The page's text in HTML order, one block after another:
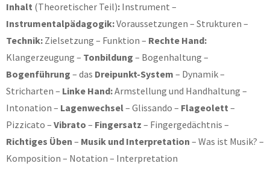
Inhalt (Theoretischer Teil): Instrument –
Instrumentalpädagogik:Voraussetzungen – Strukturen –
Technik: Zielsetzung – Funktion – Rechte Hand:
Klangerzeugung – Tonbildung – Bogenhaltung –
Bogenführung – das Dreipunkt-System – Dynamik –
Stricharten – Linke Hand:Armstellung und Handhaltung –
Intonation – Lagenwechsel– Glissando – Flageolett –
Pizzicato – Vibrato – Fingersatz – Fingergedächtnis –
Richtiges Üben – Musik und Interpretation – Was ist Musik? –
Komposition – Notation – Interpretation